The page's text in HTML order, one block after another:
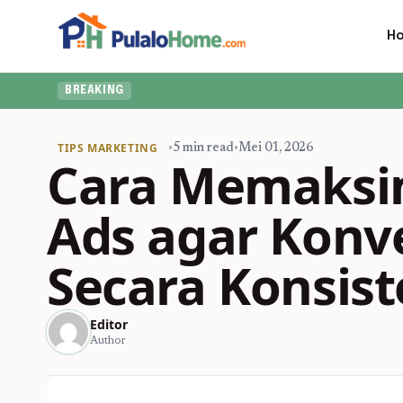
BREAKING
TIPS MARKETING •5 min read•Mei 01, 2026
Cara
Ads agar
Secara
Editor
Author